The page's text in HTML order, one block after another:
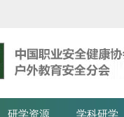
研学资源 学科研学